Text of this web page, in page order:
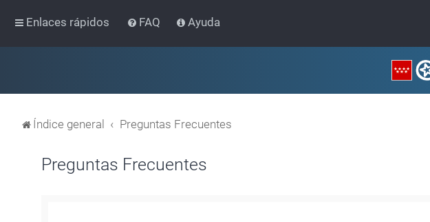
Enlaces rápidos FAQ Ayuda
Índice general Preguntas Frecuentes
Preguntas Frecuentes